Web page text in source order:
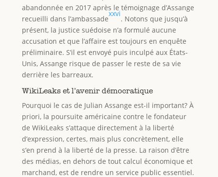
abandonnée en 2017 après le témoignage d’Assange
recueilli dans l’ambassade
xxvi
. Notons que jusqu’à
présent, la justice suédoise n’a formulé aucune
accusation et que l’affaire est toujours en enquête
préliminaire. S’il est envoyé puis inculpé aux États-
Unis, Assange risque de passer le reste de sa vie
derrière les barreaux.
WikiLeaks et l’avenir démocratique
Pourquoi le cas de Julian Assange est-il important? À
priori, la poursuite américaine contre le fondateur
de WikiLeaks s’attaque directement à la liberté
d’expression, certes, mais plus concrètement, elle
s’en prend à la liberté de la presse. La raison d’être
des médias, en dehors de tout calcul économique et
marchand, est de rendre un service public essentiel.